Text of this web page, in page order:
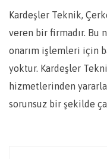
Kardeşler Teknik,
veren bir firmadır. Bu
onarım işlemleri için
yoktur. Kardeşler
hizmetlerinden
sorunsuz bir şekilde